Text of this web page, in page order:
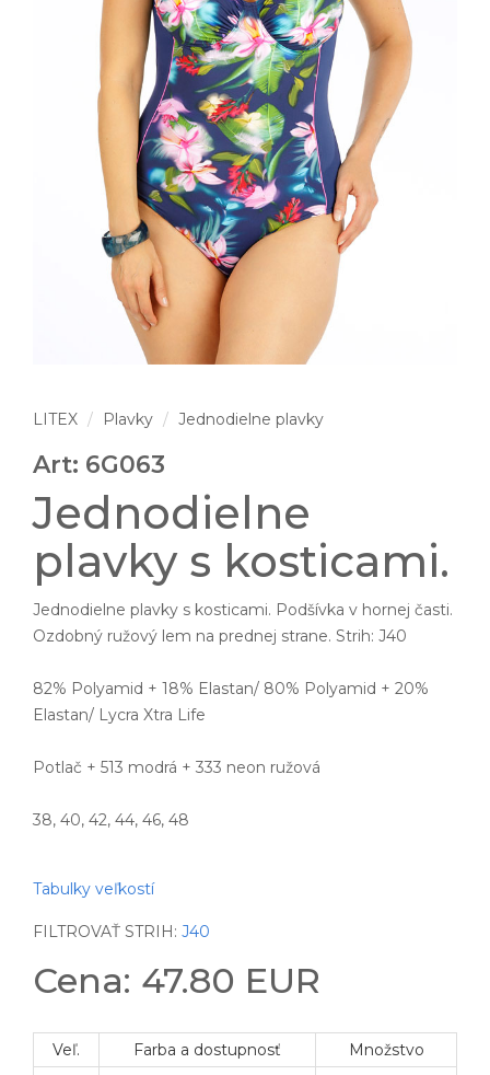
LITEX Plavky Jednodielne plavky
Art: 6G063
Jednodielne
plavky s kosticami.
Jednodielne plavky s kosticami. Podšívka v hornej časti.
Ozdobný ružový lem na prednej strane. Strih: J40
82% Polyamid + 18% Elastan/ 80% Polyamid + 20%
Elastan/ Lycra Xtra Life
Potlač + 513 modrá + 333 neon ružová
38, 40, 42, 44, 46, 48
Tabulky veľkostí
FILTROVAŤ STRIH: J40
Cena: 47.80 EUR
Veľ. Farba a dostupnosť Množstvo